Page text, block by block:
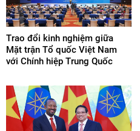
Trao đổi kinh nghiệm giữa
Mặt trận Tổ quốc Việt Nam
với Chính hiệp Trung Quốc